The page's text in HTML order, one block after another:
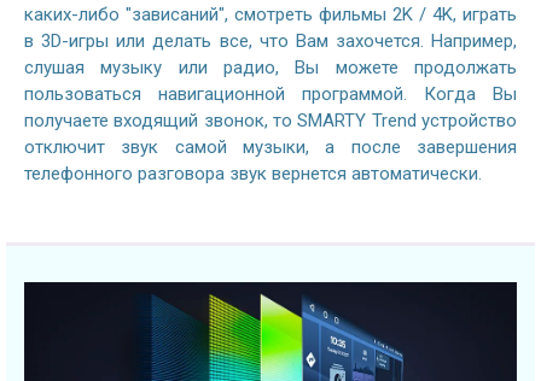
каких-либо "зависаний", смотреть фильмы 2K / 4K, играть
в 3D-игры или делать все, что Вам захочется. Например,
слушая музыку или радио, Вы можете продолжать
пользоваться навигационной программой. Когда Вы
получаете входящий звонок, то SMARTY Trend устройство
отключит звук самой музыки, а после завершения
телефонного разговора звук вернется автоматически.